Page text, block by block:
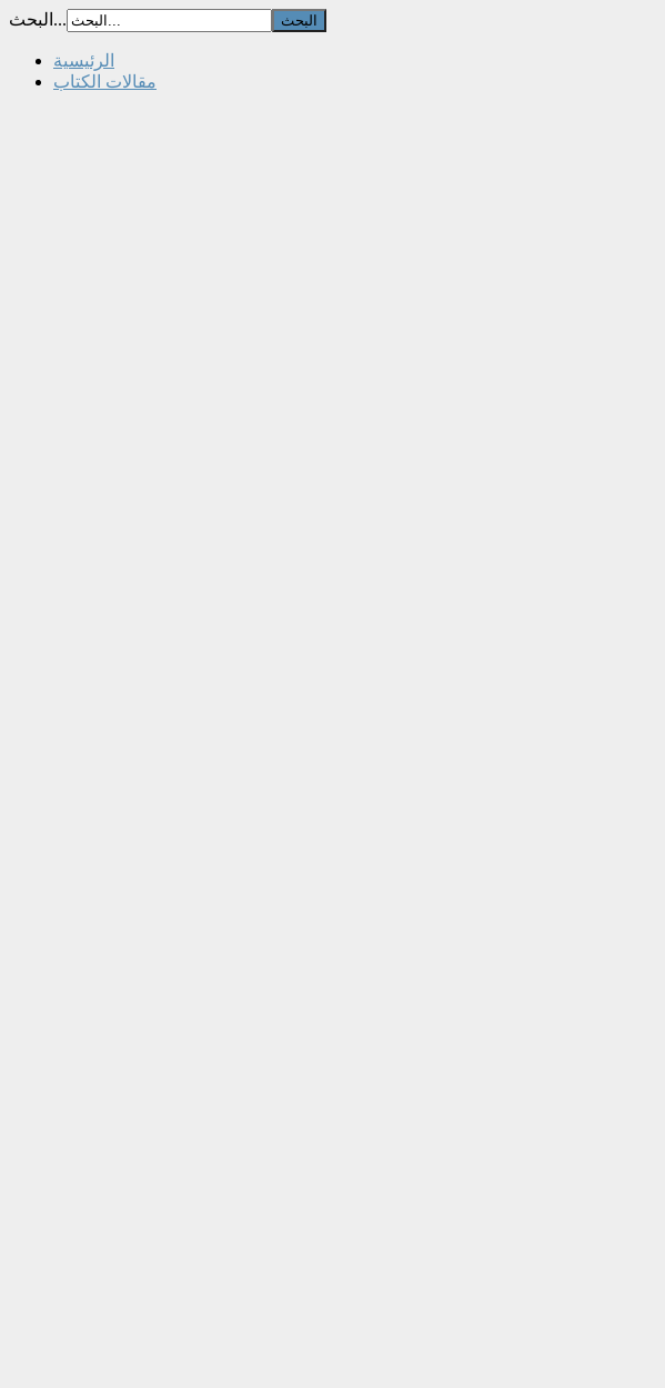
البحث...
الرئيسية
مقالات الكتاب